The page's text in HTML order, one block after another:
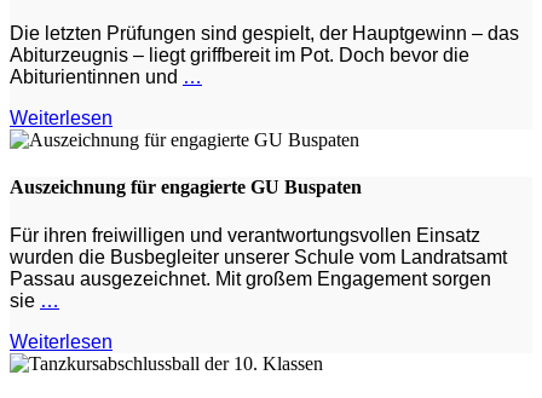
Die letzten Prüfungen sind gespielt, der Hauptgewinn – das
Abiturzeugnis – liegt griffbereit im Pot. Doch bevor die
Abiturientinnen und …
Weiterlesen
Auszeichnung für engagierte GU Buspaten
Für ihren freiwilligen und verantwortungsvollen Einsatz
wurden die Busbegleiter unserer Schule vom Landratsamt
Passau ausgezeichnet. Mit großem Engagement sorgen
sie …
Weiterlesen